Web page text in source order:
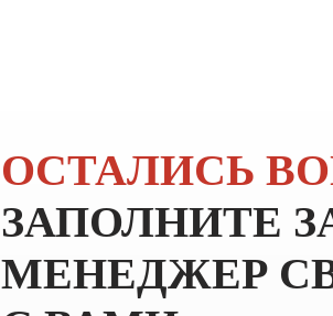
ОСТАЛИСЬ
ЗАПОЛНИТЕ
МЕНЕДЖЕР